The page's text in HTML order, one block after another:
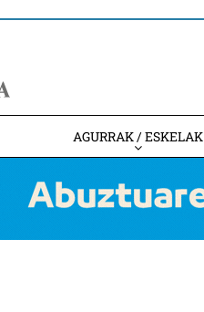
AGURRAK / ESKELAK